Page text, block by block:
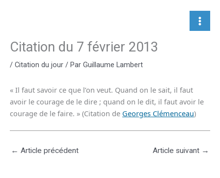
Citation du 7 février 2013
/ Citation du jour / Par Guillaume Lambert
« Il faut savoir ce que l’on veut. Quand on le sait, il faut
avoir le courage de le dire ; quand on le dit, il faut avoir le
courage de le faire. » (Citation de Georges Clémenceau)
← Article précédent Article suivant →